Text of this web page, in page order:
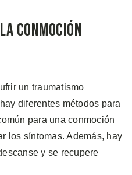
Conmoción
un traumatismo
diferentes métodos para
para una conmoción
los síntomas. Además, hay
y se recupere